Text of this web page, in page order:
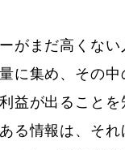
がまだ高くな
に集め、その
益が出ることを
る情報は、そ